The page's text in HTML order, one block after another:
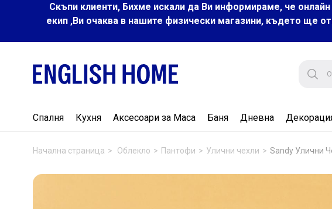
Скъпи клиенти, Бихме искали да Ви информираме, че
екип ,Ви очаква в нашите физически магазини, където ще
Спалня Кухня Аксесоари за Маса Баня Дневна
Начална страница Облекло Пантофи Улични чехли Sandy Улични